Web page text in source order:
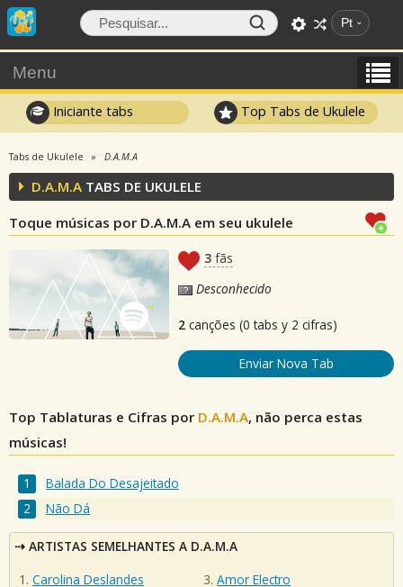
Pt
Menu
Iniciante tabs Top Tabs de Ukulele
Tabs de Ukulele D.A.M.A
D.A.M.A TABS DE UKULELE
Toque músicas por D.A.M.A em seu ukulele
3 fãs
Desconhecido
2 canções (0 tabs y 2 cifras)
Enviar Nova Tab
Top Tablaturas e Cifras por D.A.M.A, não perca estas
músicas!
Balada Do Desajeitado
Não Dá
ARTISTAS SEMELHANTES A D.A.M.A
Carolina Deslandes
Amor Electro